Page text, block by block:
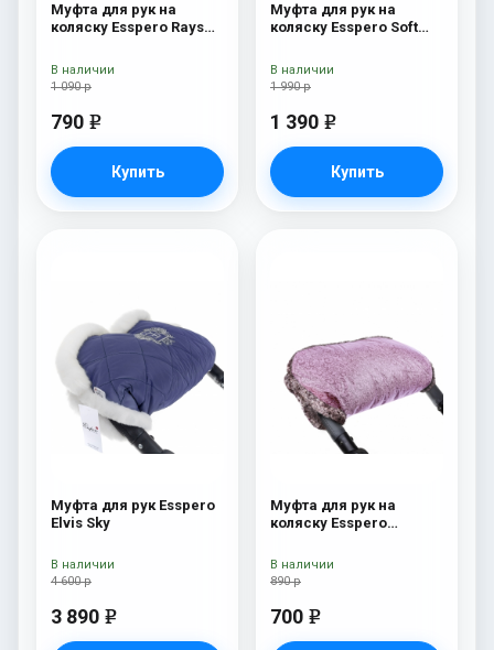
Муфта для рук на
коляску Esspero Rays
1 090 р
790 e
Купить
В наличии
Муфта для рук на
коляску Esspero Soft
1 990 р
1 390 e
Купить
В наличии
Муфта для рук Esspero
Elvis Sky
4 600 р
3 890 e
В наличии
Муфта для рук на
коляску Esspero
890 р
700 e
В наличии